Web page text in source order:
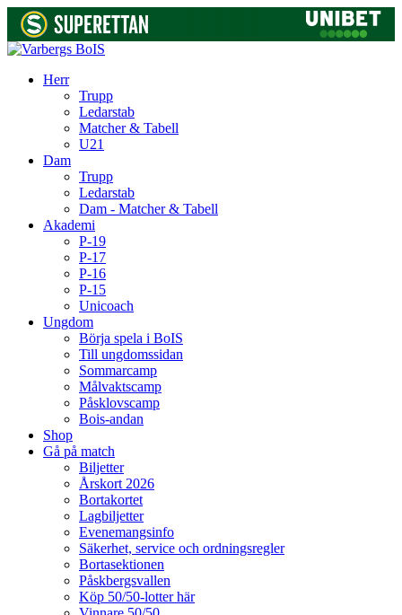
Herr
Trupp
Ledarstab
Matcher & Tabell
U21
Dam
Trupp
Ledarstab
Dam - Matcher & Tabell
Akademi
P-19
P-17
P-16
P-15
Unicoach
Ungdom
Börja spela i BoIS
Till ungdomssidan
Sommarcamp
Målvaktscamp
Påsklovscamp
Bois-andan
Shop
Gå på match
Biljetter
Årskort 2026
Bortakortet
Lagbiljetter
Evenemangsinfo
Säkerhet, service och ordningsregler
Bortasektionen
Påskbergsvallen
Köp 50/50-lotter här